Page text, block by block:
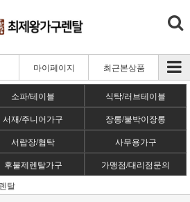
마이페이지 최근본상품
소파/테이블
식탁/러브테이블
서재/주니어가구
장롱/붙박이장롱
서랍장/협탁
사무용가구
후불제렌탈가구
가맹점/대리점문의
탈